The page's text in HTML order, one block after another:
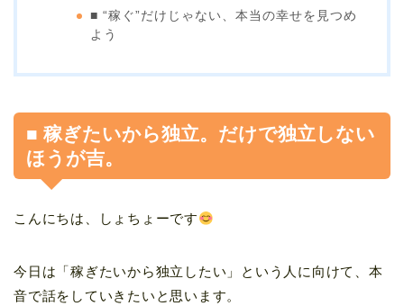
■ “稼ぐ”だけじゃない、本当の幸せを見つめ
よう
■ 稼ぎたいから独立。だけで独立しない
ほうが吉。
こんにちは、しょちょーです
今日は「稼ぎたいから独立したい」という人に向けて、本
音で話をしていきたいと思います。